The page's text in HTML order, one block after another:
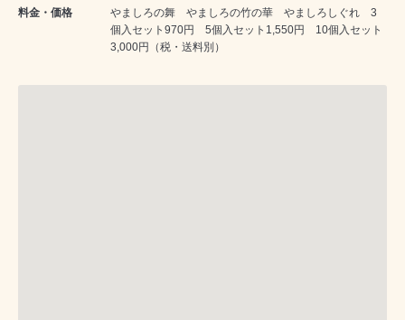
料金・価格
やましろの舞 やましろの竹の華 やましろしぐれ 3
個入セット970円 5個入セット1,550円 10個入セット
3,000円（税・送料別）